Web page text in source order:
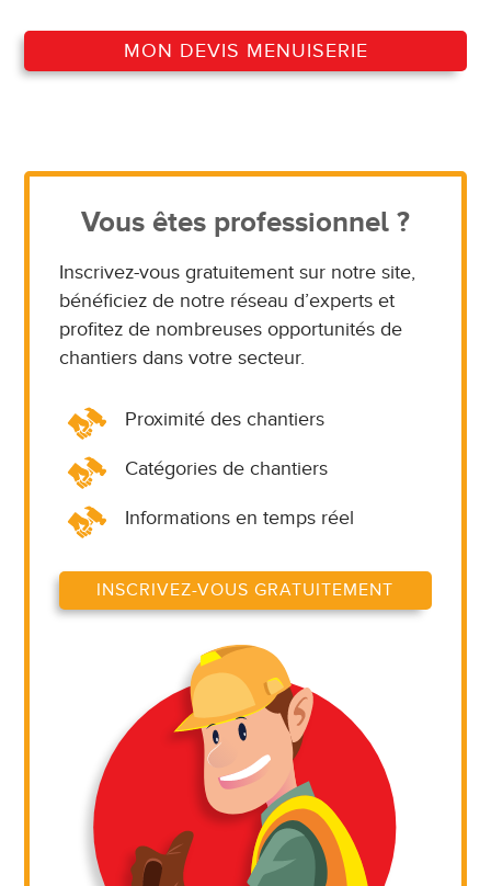
MON DEVIS MENUISERIE
Vous êtes professionnel ?
Inscrivez-vous gratuitement sur notre site,
bénéficiez de notre réseau d’experts et
profitez de nombreuses opportunités de
chantiers dans votre secteur.
Proximité des chantiers
Catégories de chantiers
Informations en temps réel
INSCRIVEZ-VOUS GRATUITEMENT